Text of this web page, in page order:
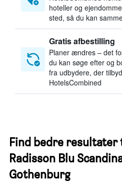
hoteller og
sted, så du kan
Gratis afbestilling
Planer ændres – det
du kan søge efter og
fra udbydere, der
HotelsCombined
Find bedre
Radisson Blu
Gothenburg